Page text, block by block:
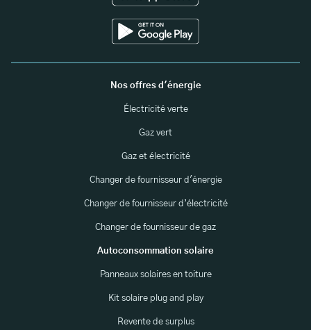
Nos offres d'énergie
Électricité verte
Gaz vert
Gaz et électricité
Changer de fournisseur d'énergie
Changer de fournisseur d’électricité
Changer de fournisseur de gaz
Autoconsommation solaire
Panneaux solaires en toiture
Kit solaire plug and play
Revente de surplus